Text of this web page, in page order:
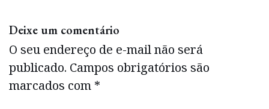
Deixe um comentário
O seu endereço de e-mail não será
publicado. Campos obrigatórios são
marcados com *